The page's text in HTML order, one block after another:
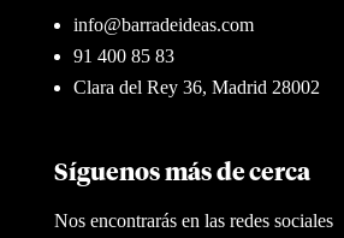
info@barradeideas.com
91 400 85 83
Clara del Rey 36, Madrid 28002
Síguenos más de cerca
Nos encontrarás en las redes sociales